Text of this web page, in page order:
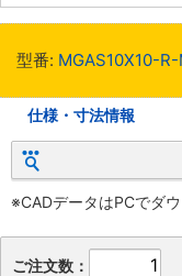
型番: MGAS10X10-R-
仕様・寸法情報
※CADデータはPCでダ
ご注文数：